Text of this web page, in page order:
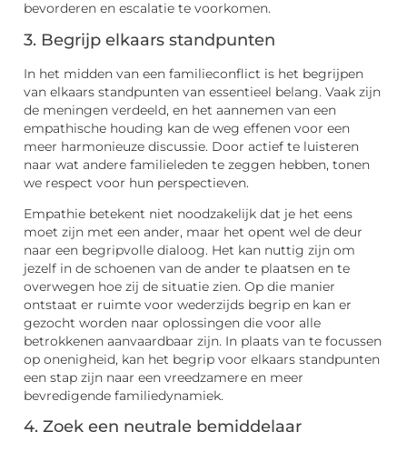
bevorderen en escalatie te voorkomen.
3. Begrijp elkaars standpunten
In het midden van een familieconflict is het begrijpen
van elkaars standpunten van essentieel belang. Vaak zijn
de meningen verdeeld, en het aannemen van een
empathische houding kan de weg effenen voor een
meer harmonieuze discussie. Door actief te luisteren
naar wat andere familieleden te zeggen hebben, tonen
we respect voor hun perspectieven.
Empathie betekent niet noodzakelijk dat je het eens
moet zijn met een ander, maar het opent wel de deur
naar een begripvolle dialoog. Het kan nuttig zijn om
jezelf in de schoenen van de ander te plaatsen en te
overwegen hoe zij de situatie zien. Op die manier
ontstaat er ruimte voor wederzijds begrip en kan er
gezocht worden naar oplossingen die voor alle
betrokkenen aanvaardbaar zijn. In plaats van te focussen
op onenigheid, kan het begrip voor elkaars standpunten
een stap zijn naar een vreedzamere en meer
bevredigende familiedynamiek.
4. Zoek een neutrale bemiddelaar